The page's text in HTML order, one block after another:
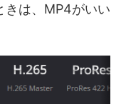
きは、MP4がいい